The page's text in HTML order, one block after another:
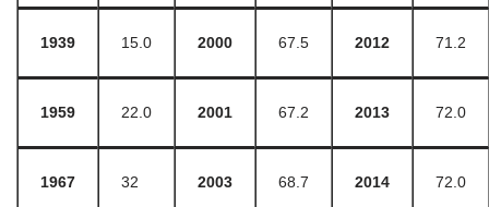
1939 15.0 2000 67.5 2012 71.2
1959 22.0 2001 67.2 2013 72.0
1967 32 2003 68.7 2014 72.0